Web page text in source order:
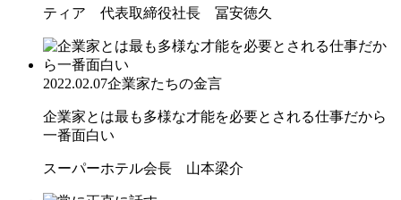
ティア 代表取締役社長 冨安徳久
2022.02.07企業家たちの金言
企業家とは最も多様な才能を必要とされる仕事だから
一番面白い
スーパーホテル会長 山本梁介